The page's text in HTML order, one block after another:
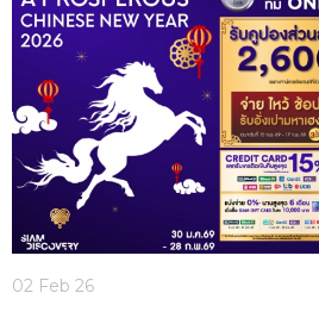
02 Feb 26